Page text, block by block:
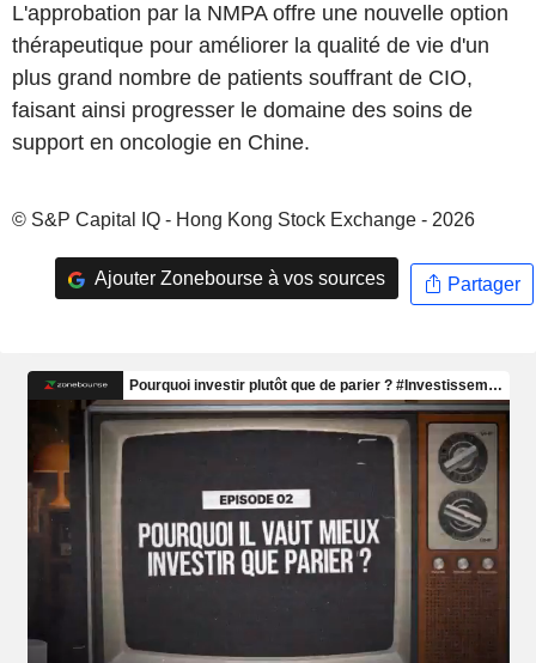
L'approbation par la NMPA offre une nouvelle option
thérapeutique pour améliorer la qualité de vie d'un
plus grand nombre de patients souffrant de CIO,
faisant ainsi progresser le domaine des soins de
support en oncologie en Chine.
© S&P Capital IQ - Hong Kong Stock Exchange - 2026
Ajouter Zonebourse à vos sources Partager